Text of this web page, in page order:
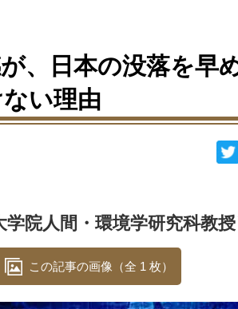
、日本の没落を早
い理由
院人間・環境学研究科教授
この記事の画像（全 1 枚）